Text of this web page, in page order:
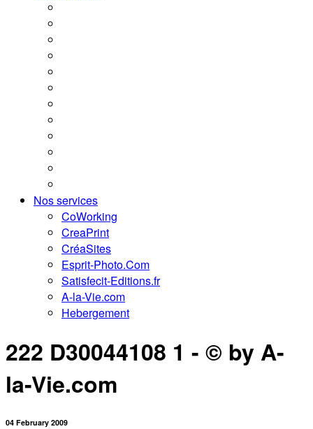
Nos services
CoWorking
CreaPrint
CréaSites
Esprit-Photo.Com
Satisfecit-Editions.fr
A-la-Vie.com
Hebergement
222 D30044108 1 - © by A-
la-Vie.com
04 February 2009